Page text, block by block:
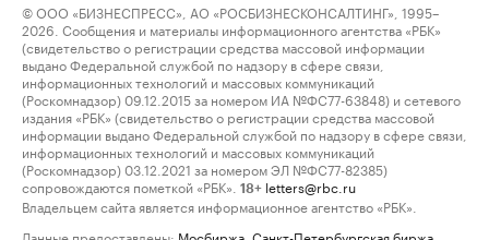
© ООО «БИЗНЕСПРЕСС», АО «РОСБИЗНЕСКОНСАЛТИНГ», 1995–
2026. Сообщения и материалы информационного агентства «РБК»
(свидетельство о регистрации средства массовой информации
выдано Федеральной службой по надзору в сфере связи,
информационных технологий и массовых коммуникаций
(Роскомнадзор) 09.12.2015 за номером ИА №ФС77-63848) и сетевого
издания «РБК» (свидетельство о регистрации средства массовой
информации выдано Федеральной службой по надзору в сфере связи,
информационных технологий и массовых коммуникаций
(Роскомнадзор) 03.12.2021 за номером ЭЛ №ФС77-82385)
сопровождаются пометкой «РБК».
18+ letters@rbc.ru
Владельцем сайта является информационное агентство «РБК».